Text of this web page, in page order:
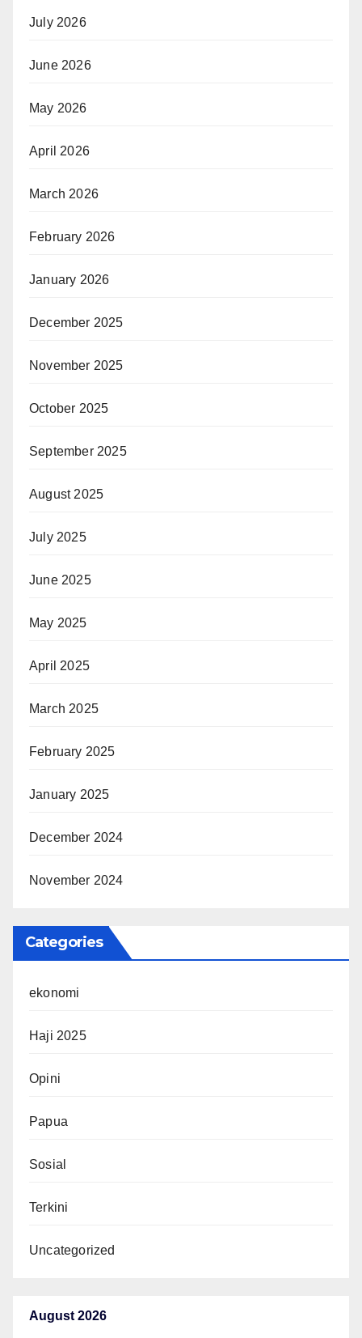
July 2026
June 2026
May 2026
April 2026
March 2026
February 2026
January 2026
December 2025
November 2025
October 2025
September 2025
August 2025
July 2025
June 2025
May 2025
April 2025
March 2025
February 2025
January 2025
December 2024
November 2024
Categories
ekonomi
Haji 2025
Opini
Papua
Sosial
Terkini
Uncategorized
August 2026